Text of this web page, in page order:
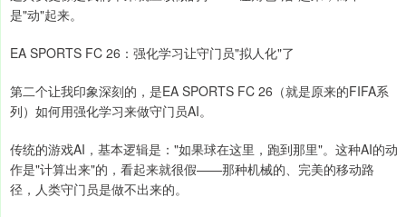
是"动"起来。
EA SPORTS FC 26：强化学习让守门员"拟人化"了
第二个让我印象深刻的，是EA SPORTS FC 26（就是原来的FIFA系
列）如何用强化学习来做守门员AI。
传统的游戏AI，基本逻辑是："如果球在这里，跑到那里"。这种AI的动
作是"计算出来"的，看起来就很假——那种机械的、完美的移动路
径，人类守门员是做不出来的。